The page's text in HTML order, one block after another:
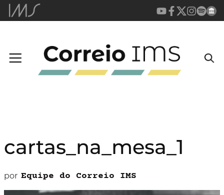
cartas_na_mesa_1
por Equipe do Correio IMS